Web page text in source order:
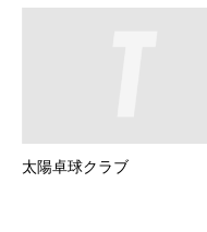
太陽卓球クラブ